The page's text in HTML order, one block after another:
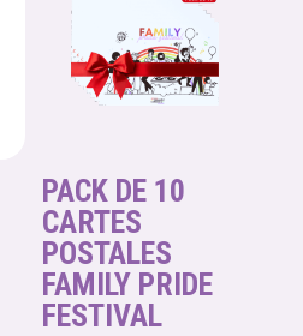
PACK DE 10
CARTES
POSTALES
FAMILY PRIDE
FESTIVAL